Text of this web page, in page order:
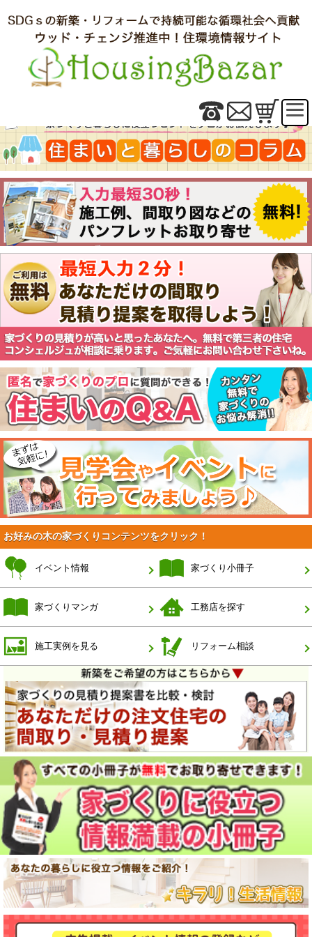
お好みの木の家づくりコンテンツをクリック！
イベント情報 家づくり小冊子
家づくりマンガ 工務店を探す
施工実例を見る リフォーム相談